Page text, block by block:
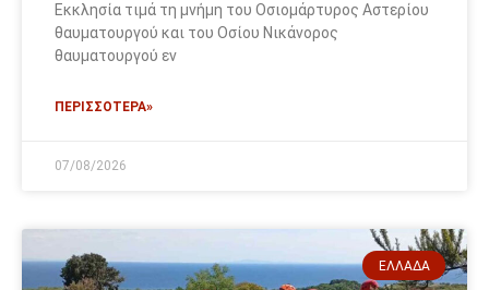
Εκκλησία τιμά τη μνήμη του Οσιομάρτυρος Αστερίου
θαυματουργού και του Οσίου Νικάνορος
θαυματουργού εν
ΠΕΡΙΣΣΟΤΕΡΑ»
07/08/2026
ΕΛΛΆΔΑ